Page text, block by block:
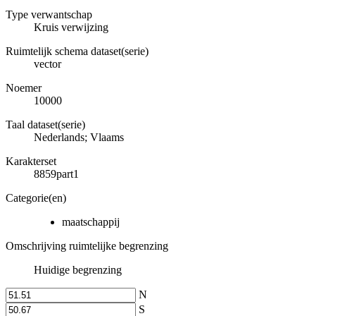
Type verwantschap
Kruis verwijzing
Ruimtelijk schema dataset(serie)
vector
Noemer
10000
Taal dataset(serie)
Nederlands; Vlaams
Karakterset
8859part1
Categorie(en)
maatschappij
Omschrijving ruimtelijke begrenzing
Huidige begrenzing
N
S